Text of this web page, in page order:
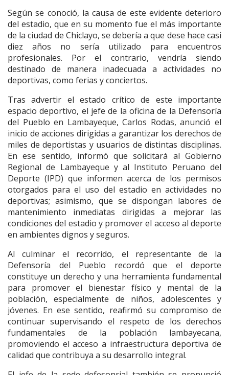
Según se conoció, la causa de este evidente deterioro
del estadio, que en su momento fue el más importante
de la ciudad de Chiclayo, se debería a que dese hace casi
diez años no sería utilizado para encuentros
profesionales. Por el contrario, vendría siendo
destinado de manera inadecuada a actividades no
deportivas, como ferias y conciertos.
Tras advertir el estado crítico de este importante
espacio deportivo, el jefe de la oficina de la Defensoría
del Pueblo en Lambayeque, Carlos Rodas, anunció el
inicio de acciones dirigidas a garantizar los derechos de
miles de deportistas y usuarios de distintas disciplinas.
En ese sentido, informó que solicitará al Gobierno
Regional de Lambayeque y al Instituto Peruano del
Deporte (IPD) que informen acerca de los permisos
otorgados para el uso del estadio en actividades no
deportivas; asimismo, que se dispongan labores de
mantenimiento inmediatas dirigidas a mejorar las
condiciones del estadio y promover el acceso al deporte
en ambientes dignos y seguros.
Al culminar el recorrido, el representante de la
Defensoría del Pueblo recordó que el deporte
constituye un derecho y una herramienta fundamental
para promover el bienestar físico y mental de la
población, especialmente de niños, adolescentes y
jóvenes. En ese sentido, reafirmó su compromiso de
continuar supervisando el respeto de los derechos
fundamentales de la población lambayecana,
promoviendo el acceso a infraestructura deportiva de
calidad que contribuya a su desarrollo integral.